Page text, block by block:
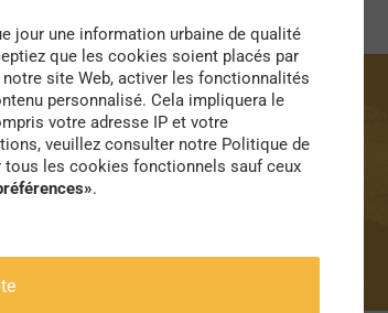
jour une information urbaine de qualité
que les cookies soient placés par
site Web, activer les fonctionnalités
personnalisé. Cela impliquera le
votre adresse IP et votre
veuillez consulter notre Politique de
les cookies fonctionnels sauf ceux
.